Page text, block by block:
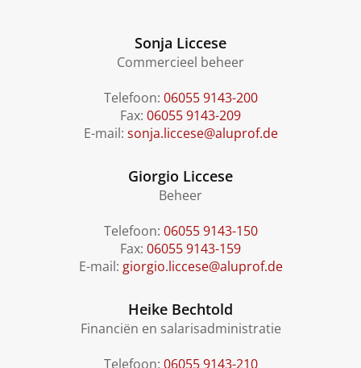
Sonja Liccese
Commercieel beheer
Telefoon: 06055 9143-200
Fax: 06055 9143-209
E-mail: sonja.liccese@aluprof.de
Giorgio Liccese
Beheer
Telefoon: 06055 9143-150
Fax: 06055 9143-159
E-mail: giorgio.liccese@aluprof.de
Heike Bechtold
Financiën en salarisadministratie
Telefoon: 06055 9143-210